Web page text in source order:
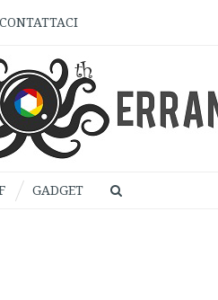
CONTATTACI
GADGET